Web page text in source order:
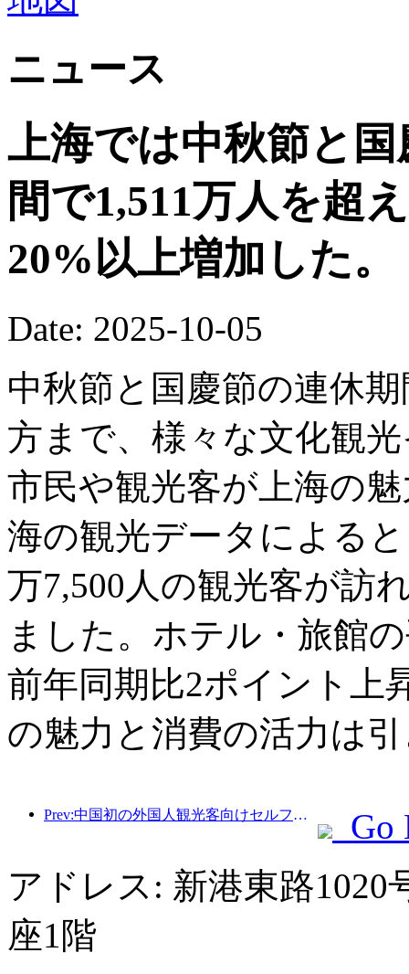
ニュース
上海では中秋節と
間で1,511万人を超
20%以上増加した。
Date: 2025-10-05
中秋節と国慶節の連休
方まで、様々な文化観
市民や観光客が上海の
海の観光データによる
万7,500人の観光客が訪
ました。ホテル・旅館
前年同期比2ポイント上
の魅力と消費の活力は
Prev:中国初の外国人観光客向けセルフサービス文化観光消費システムが上海で開始
Go
アドレス: 新港東路
座1階